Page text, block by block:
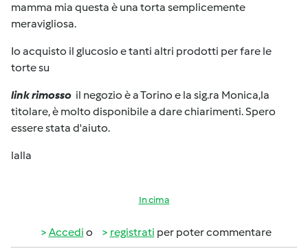
mamma mia questa è una torta semplicemente
meravigliosa.
Io acquisto il glucosio e tanti altri prodotti per fare le
torte su
link rimosso il negozio è a Torino e la sig.ra Monica,la
titolare, è molto disponibile a dare chiarimenti. Spero
essere stata d'aiuto.
lalla
In cima
Accedi o registrati per poter commentare